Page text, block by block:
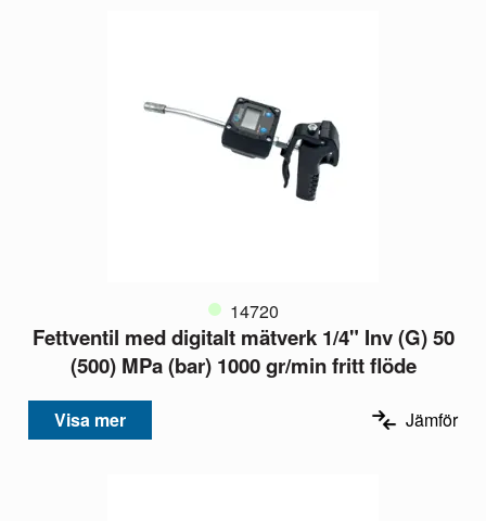
14720
Fettventil med digitalt mätverk 1/4" Inv (G) 50
(500) MPa (bar) 1000 gr/min fritt flöde
Visa mer Jämför